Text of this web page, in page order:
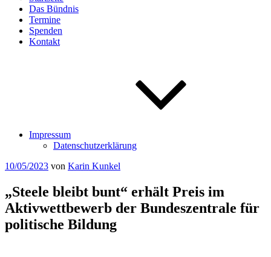
Das Bündnis
Termine
Spenden
Kontakt
Impressum
Datenschutzerklärung
Veröffentlicht
10/05/2023 von Karin Kunkel
„Steele bleibt bunt“ erhält Preis im
Aktivwettbewerb der Bundeszentrale für
politische Bildung